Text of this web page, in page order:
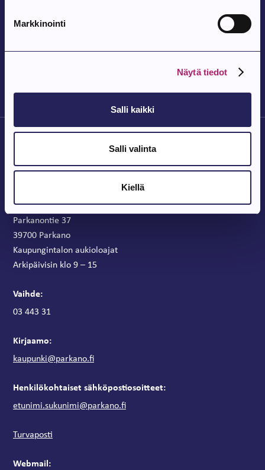
Markkinointi
Näytä tiedot
Salli kaikki
Salli valinta
Kiellä
Pohjois-Parkanon Maalaismarkkinat 35-
vuotta
Pohjois-Parkanon Kylätalo Vatajantie 191, 39750 Kuivasjärvi
Parkanon Kaupunki
Parkanontie 37
39700 Parkano
Kaupungintalon aukioloajat
Arkipäivisin klo 9 – 15
Vaihde:
03 443 31
Kirjaamo:
kaupunki@parkano.fi
Henkilökohtaiset sähköpostiosoitteet:
etunimi.sukunimi@parkano.fi
Turvaposti
Webmail: